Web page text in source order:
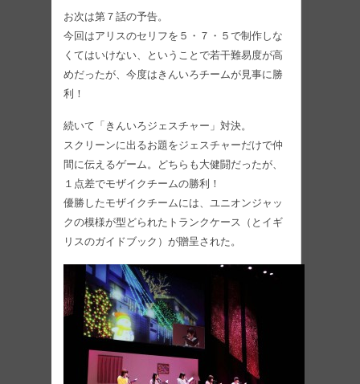
お次は第７話の予告。
今回はアリスのセリフを５・７・５で制作しな
くてはいけない、ということで若干難易度が高
めだったが、今度はきんいろチームが見事に勝
利！
続いて「きんいろジェスチャー」対決。
スクリーンに出るお題をジェスチャーだけで仲
間に伝えるゲーム。どちらも大健闘だったが、
１点差でモザイクチームの勝利！
優勝したモザイクチームには、ユニオンジャッ
クの模様が型どられたトランクケース（とイギ
リスのガイドブック）が贈呈された。